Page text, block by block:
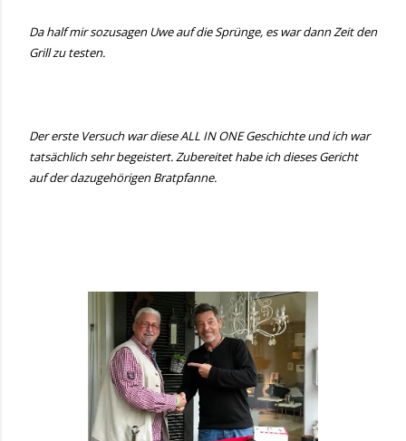
Da half mir sozusagen Uwe auf die Sprünge, es war dann Zeit den
Grill zu testen.
Der erste Versuch war diese ALL IN ONE Geschichte und ich war
tatsächlich sehr begeistert. Zubereitet habe ich dieses Gericht
auf der dazugehörigen Bratpfanne.